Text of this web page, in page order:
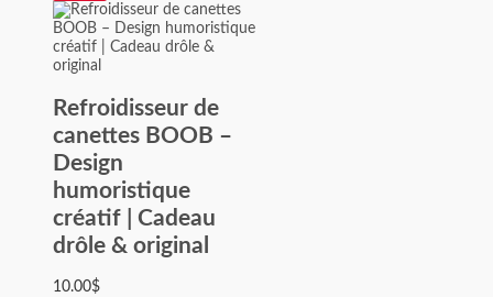
Refroidisseur de
canettes BOOB –
Design
humoristique
créatif | Cadeau
drôle & original
10.00$